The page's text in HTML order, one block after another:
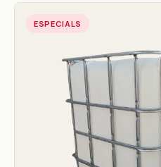
ESPECIALS